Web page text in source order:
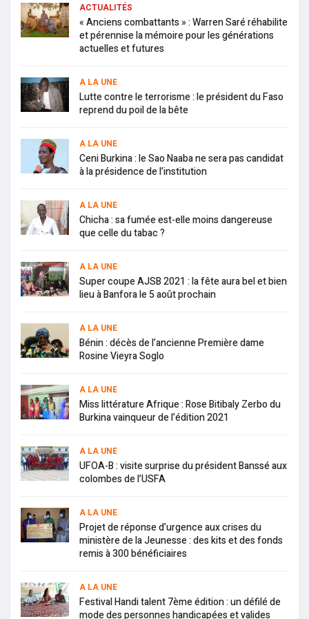
ACTUALITÉS
« Anciens combattants » : Warren Saré réhabilite
et pérennise la mémoire pour les générations
actuelles et futures
A LA UNE
Lutte contre le terrorisme : le président du Faso
reprend du poil de la bête
A LA UNE
Ceni Burkina : le Sao Naaba ne sera pas candidat
à la présidence de l’institution
A LA UNE
Chicha : sa fumée est-elle moins dangereuse
que celle du tabac ?
A LA UNE
Super coupe AJSB 2021 : la fête aura bel et bien
lieu à Banfora le 5 août prochain
A LA UNE
Bénin : décès de l’ancienne Première dame
Rosine Vieyra Soglo
A LA UNE
Miss littérature Afrique : Rose Bitibaly Zerbo du
Burkina vainqueur de l’édition 2021
A LA UNE
UFOA-B : visite surprise du président Banssé aux
colombes de l’USFA
A LA UNE
Projet de réponse d’urgence aux crises du
ministère de la Jeunesse : des kits et des fonds
remis à 300 bénéficiaires
A LA UNE
Festival Handi talent 7ème édition : un défilé de
mode des personnes handicapées et valides